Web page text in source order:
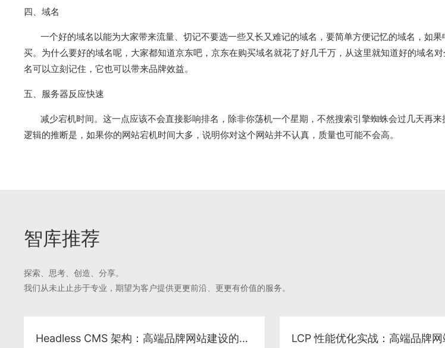
四、域名
一个好的域名以能为大家带来流量、切记不要选一些又长又难记的域名，要简单方便记忆的域名，如果
买。为什么要好的域名呢，大家都知道京东吧，京东在购买域名就花了好几千万，从这里就知道好的域名
名可以立刻记住，它也可以带来品牌效益。
五、服务器反应快速
减少宕机时间。这一点应该不会直接影响排名，除非你荡机一个星期，不然搜索引擎蜘蛛会过几天再来
逻辑的推断是，如果你的网站宕机时间大多，说明你对这个网站并不认真，质量也可能不会高。
智库推荐
探索、思考、创造、分享。
我们从未⽌止步于专业，期望为客户提供更更前沿、更更有价值的服务。
Headless CMS 架构：高端品牌网站建设的下一代技术方案与 SEO 落地实践